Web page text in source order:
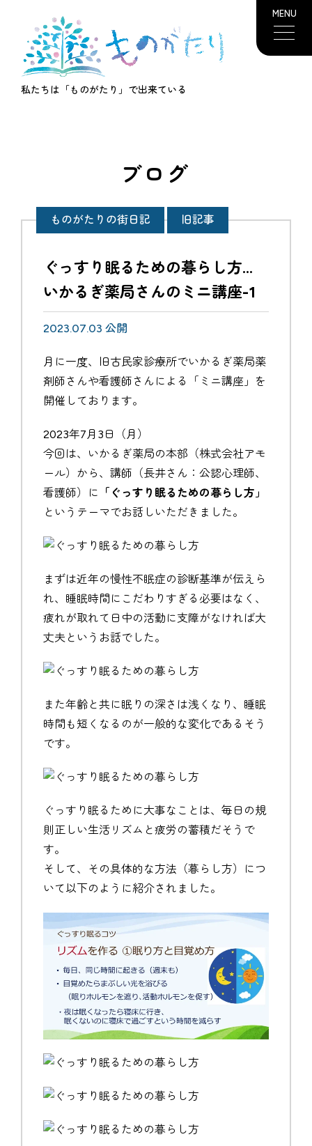
MENU
私たちは「ものがたり」で出来ている
ブログ
ものがたりの街日記 旧記事
ぐっすり眠るための暮らし方…
いかるぎ薬局さんのミニ講座-1
2023.07.03 公開
月に一度、旧古民家診療所でいかるぎ薬局薬
剤師さんや看護師さんによる「ミニ講座」を
開催しております。
2023年7月3日（月）
今回は、いかるぎ薬局の本部（株式会社アモ
ール）から、講師（長井さん：公認心理師、
看護師）に
「ぐっすり眠るための暮らし方」
というテーマでお話しいただきました。
まずは近年の慢性不眠症の診断基準が伝えら
れ、睡眠時間にこだわりすぎる必要はなく、
疲れが取れて日中の活動に支障がなければ大
丈夫というお話でした。
また年齢と共に眠りの深さは浅くなり、睡眠
時間も短くなるのが一般的な変化であるそう
です。
ぐっすり眠るために大事なことは、毎日の規
則正しい生活リズムと疲労の蓄積だそうで
す。
そして、その具体的な方法（暮らし方）につ
いて以下のように紹介されました。